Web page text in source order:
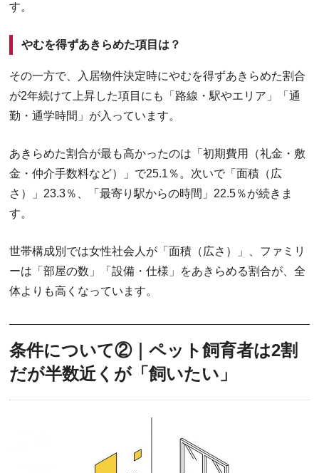
す。
やむを得ずあきらめた項目は？
その一方で、入居物件決定時にやむを得ずあきらめた割合
が2年続けて上昇した項目にも「路線・駅やエリア」「通
勤・通学時間」が入っています。
あきらめた割合が最も高かったのは「初期費用（礼金・敷
金・仲介手数料など）」で25.1％。次いで「面積（広
さ）」23.3％、「最寄り駅からの時間」22.5％が続きま
す。
世帯構成別では女性社会人が「面積（広さ）」、ファミリ
ーは「部屋の数」「設備・仕様」をあきらめる割合が、全
体よりも高くなっています。
条件について②｜ペット飼育者は2割
だが半数近くが「飼いたい」